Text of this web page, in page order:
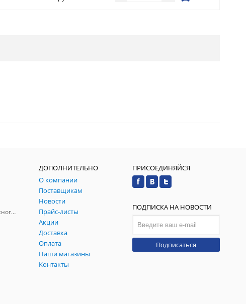
Комплектующие для насосного оборудования
ДОПОЛНИТЕЛЬНО
О компании
Поставщикам
Новости
Прайс-листы
Акции
Доставка
Оплата
Наши магазины
Контакты
ПРИСОЕДИНЯЙСЯ
ПОДПИСКА НА НОВОСТИ
Подписаться